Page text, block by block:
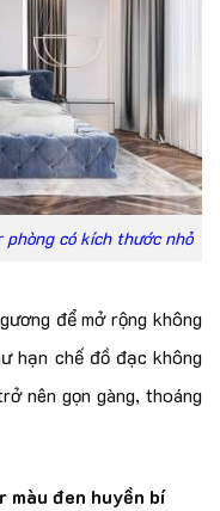
có kích thước nhỏ
để mở rộng không
hạn chế đồ đạc không
nên gọn gàng, thoáng
màu đen huyền bí